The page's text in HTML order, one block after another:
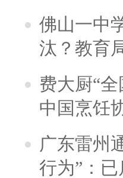
佛山一中
汰？教育
费大厨“
中国烹饪
广东雷州
行为”：